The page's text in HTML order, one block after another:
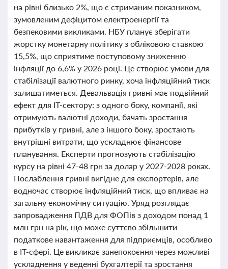
на рівні близько 2%, що є стриманим показником,
зумовленим дефіцитом електроенергії та
безпековими викликами. НБУ планує зберігати
жорстку монетарну політику з обліковою ставкою
15,5%, що сприятиме поступовому зниженню
інфляції до 6,6% у 2026 році. Це створює умови для
стабілізації валютного ринку, хоча інфляційний тиск
залишатиметься. Девальвація гривні має подвійний
ефект для ІТ-сектору: з одного боку, компанії, які
отримують валютні доходи, бачать зростання
прибутків у гривні, але з іншого боку, зростають
внутрішні витрати, що ускладнює фінансове
планування. Експерти прогнозують стабілізацію
курсу на рівні 47-48 грн за долар у 2027-2028 роках.
Послаблення гривні вигідне для експортерів, але
водночас створює інфляційний тиск, що впливає на
загальну економічну ситуацію. Уряд розглядає
запровадження ПДВ для ФОПів з доходом понад 1
млн грн на рік, що може суттєво збільшити
податкове навантаження для підприємців, особливо
в ІТ-сфері. Це викликає занепокоєння через можливі
ускладнення у веденні бухгалтерії та зростання